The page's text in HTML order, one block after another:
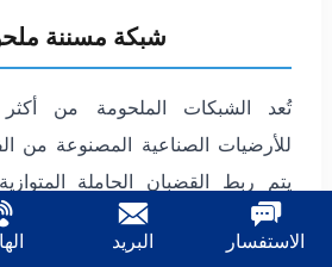
شبكة مسننة
تُعد الشبكات الملحومة من
للأرضيات الصناعية المصنوعة من
يتم ربط القضبان الحاملة
العمودية عن طريق اللحام
والضغط. وتنتج هذه العملية وصلات
البريد الاستفسار